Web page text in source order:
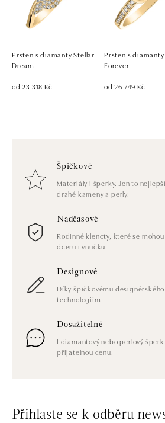
Prsten s diamanty Stellar
Dream
od 23 318 Kč
Prsten s diamanty
Forever
od 26 749 Kč
Špičkové
Materiály i šperky. Jen to
drahé kameny a perly.
Nadčasové
Rodinné klenoty, které se
dceru i vnučku.
Designové
Díky špičkovému
technologiím.
Dosažitelné
I diamantový nebo perlový
přijatelnou cenu.
Přihlaste se k odběru